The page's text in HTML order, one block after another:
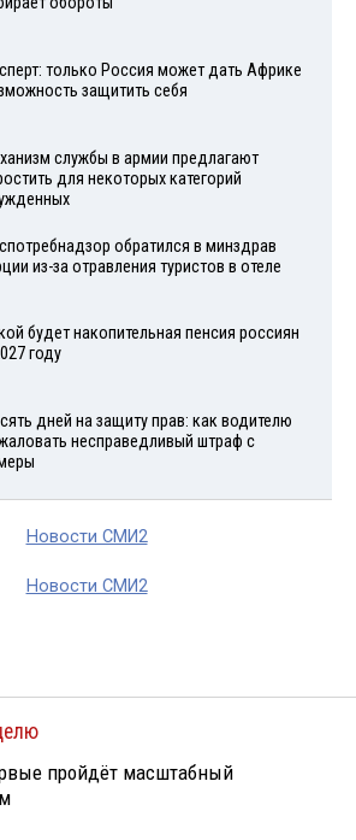
только Россия может дать Африке
защитить себя
службы в армии предлагают
для некоторых категорий
обратился в минздрав
из-за отравления туристов в отеле
будет накопительная пенсия россиян
году
дней на защиту прав: как водителю
несправедливый штраф с
Новости СМИ2
Новости СМИ2
пройдёт масштабный